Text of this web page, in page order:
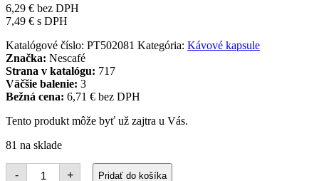
6,29 € bez DPH
7,49 € s DPH
Katalógové číslo: PT502081 Kategória: Kávové kapsule
Značka: Nescafé
Strana v katalógu: 717
Väčšie balenie: 3
Bežná cena: 6,71 € bez DPH
Tento produkt môže byť už zajtra u Vás.
81 na sklade
-
množstvo
+ Pridať do košíka